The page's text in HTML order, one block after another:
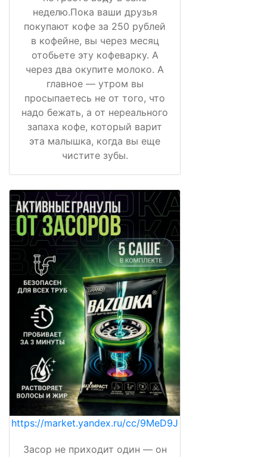
неделю.Пока ваши друзья
покупают кофе за 250 рублей
в кофейне, вы через месяц
отобьете эту кофеварку. А
через два окупите молоко. А
главное — утром вы
просыпаетесь не от того, что
надо бежать, а от нереального
запаха кофе, который варит
эта малышка, когда вы еще
чистите зубы.
https://market.yandex.ru/cc/9MeD9J
Засор не приходит один — он